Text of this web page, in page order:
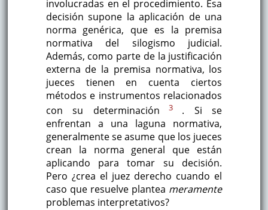
involucradas en el procedimiento. Esa
decisión supone la aplicación de una
norma genérica, que es la premisa
normativa del silogismo judicial.
Además, como parte de la justificación
externa de la premisa normativa, los
jueces tienen en cuenta ciertos
métodos e instrumentos relacionados
con su determinación
3
. Si se
enfrentan a una laguna normativa,
generalmente se asume que los jueces
crean la norma general que están
aplicando para tomar su decisión.
Pero ¿crea el juez derecho cuando el
caso que resuelve plantea meramente
problemas interpretativos?